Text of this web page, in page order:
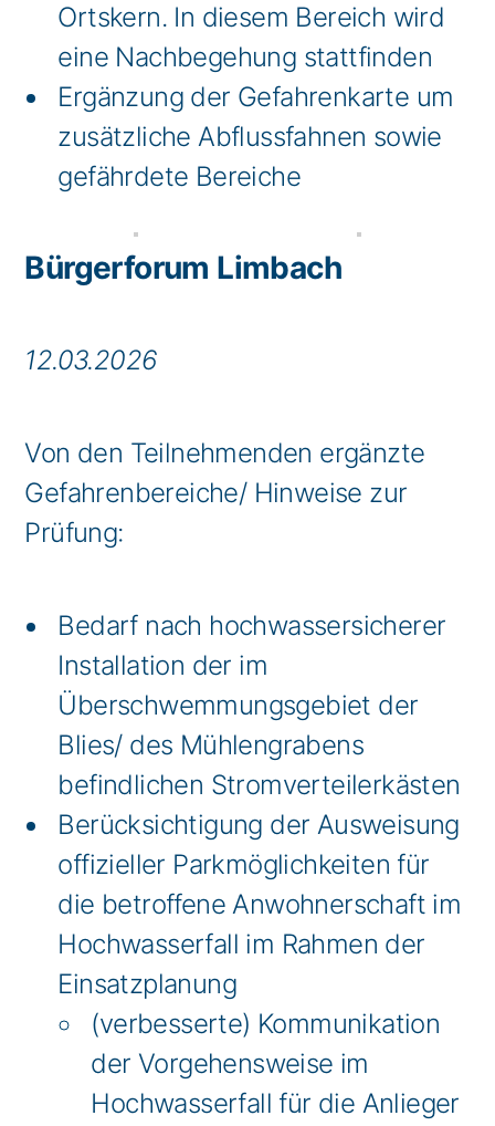
Ortskern. In diesem Bereich wird
eine Nachbegehung stattfinden
Ergänzung der Gefahrenkarte um
zusätzliche Abflussfahnen sowie
gefährdete Bereiche
Bürgerforum Limbach
12.03.2026
Von den Teilnehmenden ergänzte
Gefahrenbereiche/ Hinweise zur
Prüfung:
Bedarf nach hochwassersicherer
Installation der im
Überschwemmungsgebiet der
Blies/ des Mühlengrabens
befindlichen Stromverteilerkästen
Berücksichtigung der Ausweisung
offizieller Parkmöglichkeiten für
die betroffene Anwohnerschaft im
Hochwasserfall im Rahmen der
Einsatzplanung
(verbesserte) Kommunikation
der Vorgehensweise im
Hochwasserfall für die Anlieger